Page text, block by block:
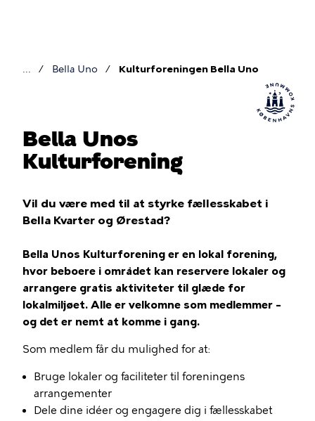
Bella Uno Kulturforeningen Bella Uno
Bella Unos
Kulturforening
Vil du være med til at styrke fællesskabet i
Bella Kvarter og Ørestad?
Bella Unos Kulturforening er en lokal forening,
hvor beboere i området kan reservere lokaler og
arrangere gratis aktiviteter til glæde for
lokalmiljøet. Alle er velkomne som medlemmer –
og det er nemt at komme i gang.
Som medlem får du mulighed for at:
Bruge lokaler og faciliteter til foreningens
arrangementer
Dele dine idéer og engagere dig i fællesskabet